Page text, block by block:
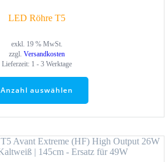
LED Röhre T5
exkl. 19 % MwSt.
zzgl. Versandkosten
Lieferzeit: 1 - 3 Werktage
Anzahl auswählen